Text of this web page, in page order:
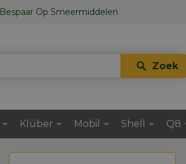
Bespaar Op Smeermiddelen
Zoek
Klüber Mobil Shell Q8